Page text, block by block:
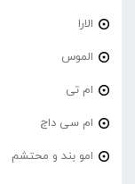
الارا
الموس
ام تی
ام سی داج
امو بند و محتشم